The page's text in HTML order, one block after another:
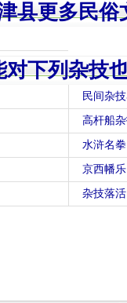
县更多民俗
对下列杂技
民间杂
高杆船
水浒名
京西幡
杂技落